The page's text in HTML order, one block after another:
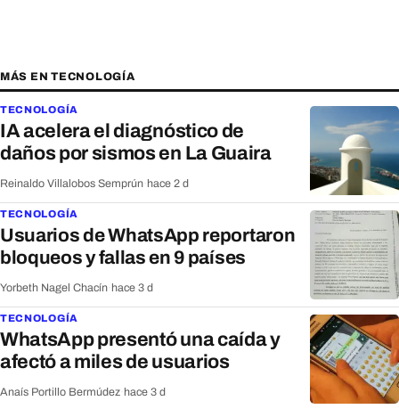
MÁS EN TECNOLOGÍA
TECNOLOGÍA
IA acelera el diagnóstico de
daños por sismos en La Guaira
Reinaldo Villalobos Semprún hace 2 d
TECNOLOGÍA
Usuarios de WhatsApp reportaron
bloqueos y fallas en 9 países
Yorbeth Nagel Chacín hace 3 d
TECNOLOGÍA
WhatsApp presentó una caída y
afectó a miles de usuarios
Anaís Portillo Bermúdez hace 3 d